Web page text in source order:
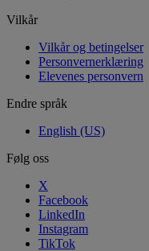
Vilkår
Vilkår og betingelser
Personvernerklæring
Elevenes personvern
Endre språk
English (US)
Følg oss
X
Facebook
LinkedIn
Instagram
TikTok